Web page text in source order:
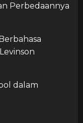
Perbedaannya
dalam